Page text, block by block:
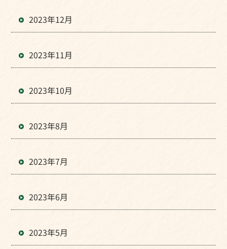
2023年12月
2023年11月
2023年10月
2023年8月
2023年7月
2023年6月
2023年5月